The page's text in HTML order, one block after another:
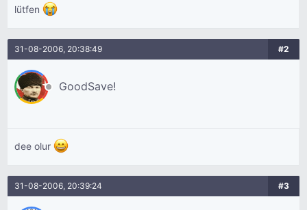
lütfen
31-08-2006, 20:38:49 #2
GoodSave!
dee olur
31-08-2006, 20:39:24 #3